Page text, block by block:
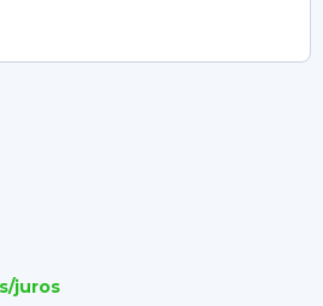
s/juros